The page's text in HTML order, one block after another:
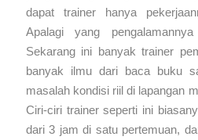
dapat trainer hanya
Apalagi yang
Sekarang ini banyak trainer
banyak ilmu dari baca buku
masalah kondisi riil di lapangan
Ciri-ciri trainer seperti ini
dari 3 jam di satu pertemuan,